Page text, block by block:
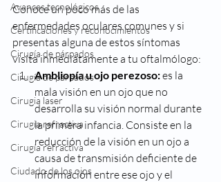
Avances tecnológicos
Certificaciones y reconocimientos
Cirugía de párpados
Cirugía de párpados
Cirugia laser
Cirugia refractiva
Cirugía refractiva
Ciudado de los ojos
Conoce un poco más de las
enfermedades oculares comunes y si
presentas alguna de estos síntomas
visita inmediatamente a tu oftalmólogo:
Ambliopía u ojo perezoso: es la
mala visión en un ojo que no
desarrolla su visión normal durante
la primera infancia. Consiste en la
reducción de la visión en un ojo a
causa de transmisión deficiente de
información entre ese ojo y el